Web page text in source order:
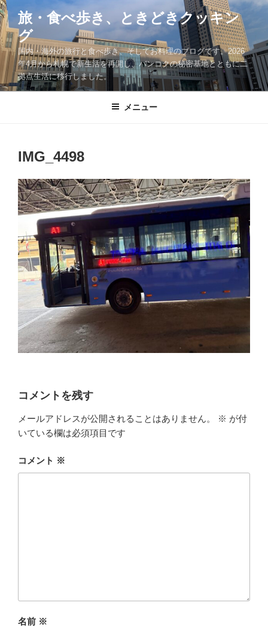
コ
ン
テ
ン
ツ
へ
ス
旅・食べ歩き、ときどきクッキン
グ
国内・海外の旅行と食べ歩き、そしてお料理のブログです。2026
年4月から札幌で新生活を再開し、バンコクの秘密基地とともに二
拠点生活に移行しました。
メニュー
IMG_4498
コメントを残す
メールアドレスが公開されることはありません。 ※ が付
いている欄は必須項目です
コメント ※
名前 ※